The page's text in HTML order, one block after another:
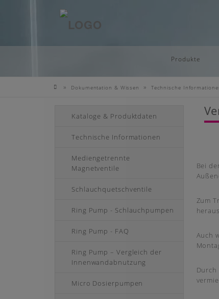
main
Produkte
Startseite
» Dokumentation & Wissen » Technische
Kataloge & Produktdaten
Technische Informationen
Mediengetrennte
Magnetventile
Schlauchquetschventile
Ring Pump - Schlauchpumpen
Ring Pump - FAQ
Ring Pump – Vergleich der
Innenwandabnutzung
Micro Dosierpumpen
Bei
Zum
Auch